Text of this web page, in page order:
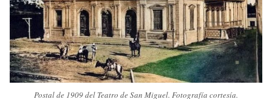
Postal de 1909 del Teatro de San Miguel. Fotografía cortesía.